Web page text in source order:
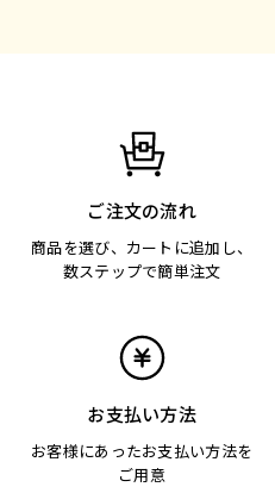
ご注文の流れ
商品を選び、カートに追加し、
数ステップで簡単注文
お支払い方法
お客様にあったお支払い方法を
ご用意